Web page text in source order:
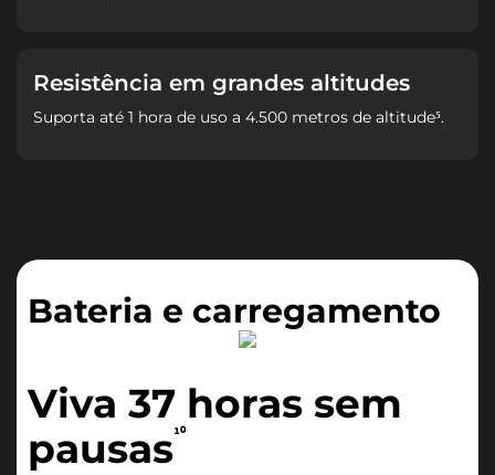
Resistência em grandes altitudes
Suporta até 1 hora de uso a 4.500 metros de altitude⁵.
Bateria e carregamento
Viva 37 horas sem
pausas¹⁰